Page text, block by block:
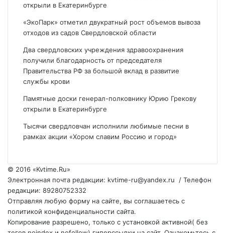
открыли в Екатеринбурге
«ЭкоПарк» отметил двукратный рост объемов вывоза
отходов из садов Свердловской области
Два свердловских учреждения здравоохранения
получили благодарность от председателя
Правительства РФ за большой вклад в развитие
службы крови
Памятные доски генерал-полковнику Юрию Грекову
открыли в Екатеринбурге
Тысячи свердловчан исполнили любимые песни в
рамках акции «Хором славим Россию и город»
© 2016 «Kvtime.Ru»
Электронная почта редакции: kvtime-ru@yandex.ru / Телефон
редакции: 89280752332
Отправляя любую форму на сайте, вы соглашаетесь с
политикой конфиденциальности сайта.
Копирование разрешено, только с установкой активной( без